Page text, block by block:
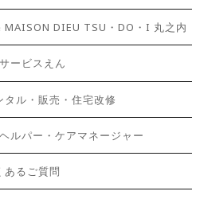
MAISON DIEU TSU・DO・I 丸之内
ービスえん
タル・販売・住宅改修
ルパー・ケアマネージャー
あるご質問